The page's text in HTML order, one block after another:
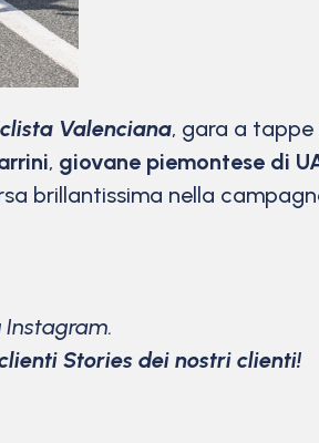
Valenciana, gara a tappe
, giovane piemontese di
brillantissima nella
Instagram.
Stories dei nostri clienti!